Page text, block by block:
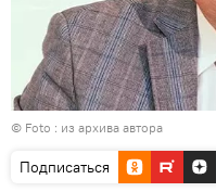
© Foto : из архива автора
Подписаться